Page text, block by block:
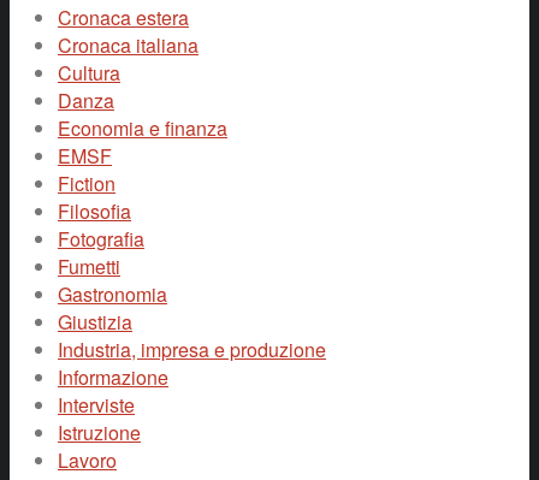
Cronaca estera
Cronaca italiana
Cultura
Danza
Economia e finanza
EMSF
Fiction
Filosofia
Fotografia
Fumetti
Gastronomia
Giustizia
Industria, impresa e produzione
Informazione
Interviste
Istruzione
Lavoro